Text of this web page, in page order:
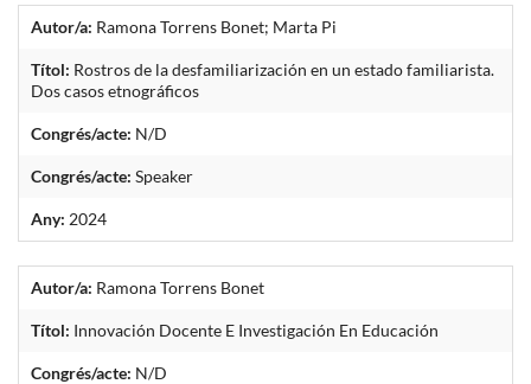
Autor/a: Ramona Torrens Bonet; Marta Pi
Títol: Rostros de la desfamiliarización en un estado familiarista.
Dos casos etnográficos
Congrés/acte: N/D
Congrés/acte: Speaker
Any: 2024
Autor/a: Ramona Torrens Bonet
Títol: Innovación Docente E Investigación En Educación
Congrés/acte: N/D